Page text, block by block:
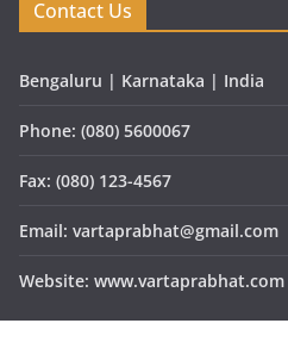
Contact Us
Bengaluru | Karnataka | India
Phone: (080) 5600067
Fax: (080) 123-4567
Email: vartaprabhat@gmail.com
Website: www.vartaprabhat.com